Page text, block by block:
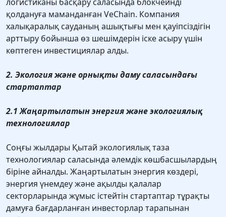
қолдануға маманданған VeChain. Компания
халықаралық сауданың ашықтығы мен қауіпсіздігін
арттыру бойынша өз шешімдерін іске асыру үшін
көптеген инвестициялар алды.
2. Экология және орнықты даму саласындағы
стартаптар
2.1 Жаңартылатын энергия және экологиялық
технологиялар
Соңғы жылдары Қытай экологиялық таза
технологиялар саласында әлемдік көшбасшылардың
біріне айналды. Жаңартылатын энергия көздері,
энергия үнемдеу және ақылды қалалар
секторларында жұмыс істейтін стартаптар тұрақты
дамуға бағдарланған инвесторлар тарапынан